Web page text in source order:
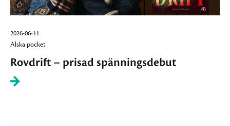
2026-06-11
Älska pocket
Rovdrift – prisad spänningsdebut